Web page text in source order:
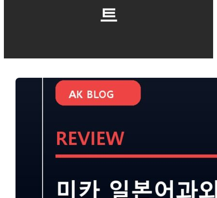
트